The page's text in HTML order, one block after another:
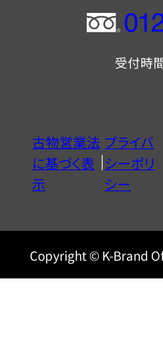
フ
ー
ヤ
ル
受付時
古物営業法
に基づく表
示
プライバ
シーポリ
シー
Copyright © K-Brand